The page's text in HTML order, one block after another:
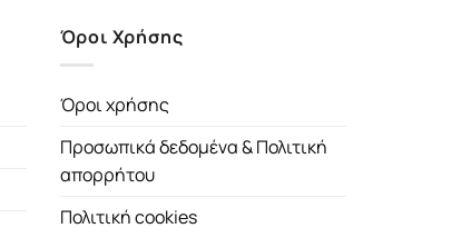
Όροι Χρήσης
Όροι χρήσης
Προσωπικά δεδομένα & Πολιτική
απορρήτου
Πολιτική cookies